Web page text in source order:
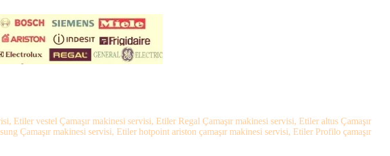
Etiler vestel Çamaşır makinesi servisi, Etiler Regal Çamaşır makinesi servisi, Etiler altus Çamaşır
Çamaşır makinesi servisi, Etiler hotpoint ariston çamaşır makinesi servisi, Etiler Profilo çamaşır